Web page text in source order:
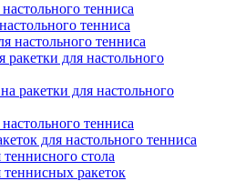
тенниса
тенниса
настольного тенниса
ракетки для настольного
ракетки для настольного
тенниса
для настольного тенниса
стола
ракеток